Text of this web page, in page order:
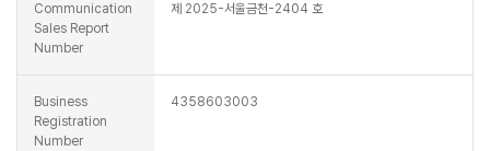
Communication
Sales Report
Number
제 2025-서울금천-2404 호
Business
Registration
Number
4358603003